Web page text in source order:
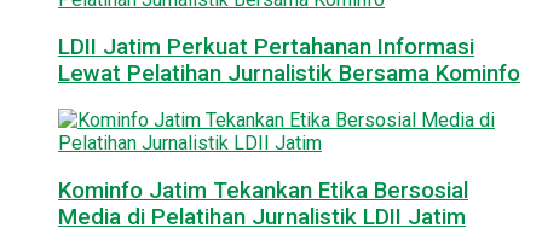
LDII Jatim Perkuat Pertahanan Informasi
Lewat Pelatihan Jurnalistik Bersama Kominfo
Kominfo Jatim Tekankan Etika Bersosial
Media di Pelatihan Jurnalistik LDII Jatim